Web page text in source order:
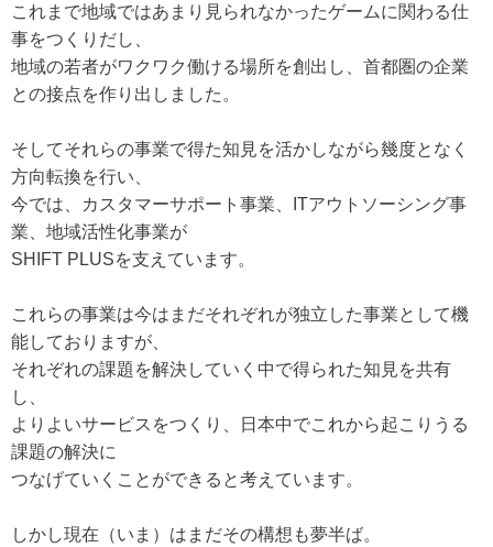
これまで地域ではあまり見られなかったゲームに関わる仕
事をつくりだし、
地域の若者がワクワク働ける場所を創出し、首都圏の企業
との接点を作り出しました。
そしてそれらの事業で得た知見を活かしながら幾度となく
方向転換を行い、
今では、カスタマーサポート事業、ITアウトソーシング事
業、地域活性化事業が
SHIFT PLUSを支えています。
これらの事業は今はまだそれぞれが独立した事業として機
能しておりますが、
それぞれの課題を解決していく中で得られた知見を共有
し、
よりよいサービスをつくり、日本中でこれから起こりうる
課題の解決に
つなげていくことができると考えています。
しかし現在（いま）はまだその構想も夢半ば。